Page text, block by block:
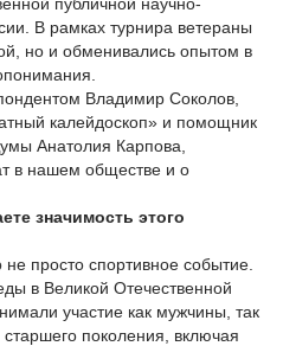
В рамках турнира ветераны
но и обменивались опытом в
Владимир Соколов,
калейдоскоп» и помощник
Анатолия Карпова,
в нашем обществе и о
значимость этого
просто спортивное событие.
в Великой Отечественной
участие как мужчины, так
поколения, включая